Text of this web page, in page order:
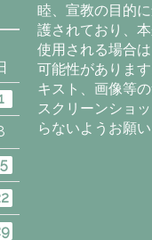
睦、宣教の目的
護されており、
使用される場合
可能性がありま
キスト、画像等
スクリーンショ
らないようお願